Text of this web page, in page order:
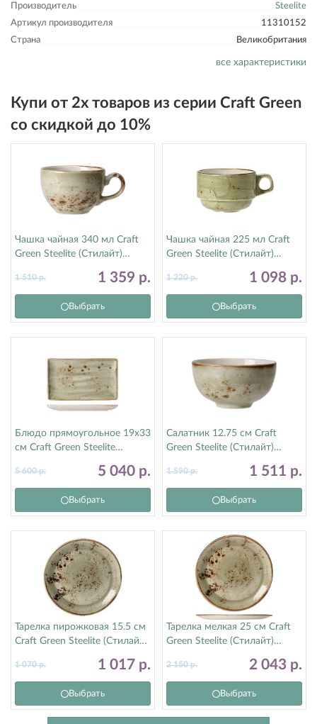
Производитель
Steelite
Артикул производителя
11310152
Страна
Великобритания
все характеристики
Купи от 2х товаров из серии Craft Green
со скидкой до 10%
Чашка чайная 340 мл Craft
Green Steelite (Стилайт)
1 359 р.
1 510р.
Выбрать
Чашка чайная 225 мл Craft
Green Steelite (Стилайт)
1 098 р.
1 220р.
Выбрать
Блюдо прямоугольное 19х33
см Craft Green Steelite
5 040 р.
5 600р.
Выбрать
Салатник 12.75 см Craft
Green Steelite (Стилайт)
1 511 р.
1 590р.
Выбрать
Тарелка пирожковая 15.5 см
Craft Green Steelite (Стилайт)
1 017 р.
1 070р.
Выбрать
Тарелка мелкая 25 см Craft
Green Steelite (Стилайт)
2 043 р.
2 150р.
Выбрать